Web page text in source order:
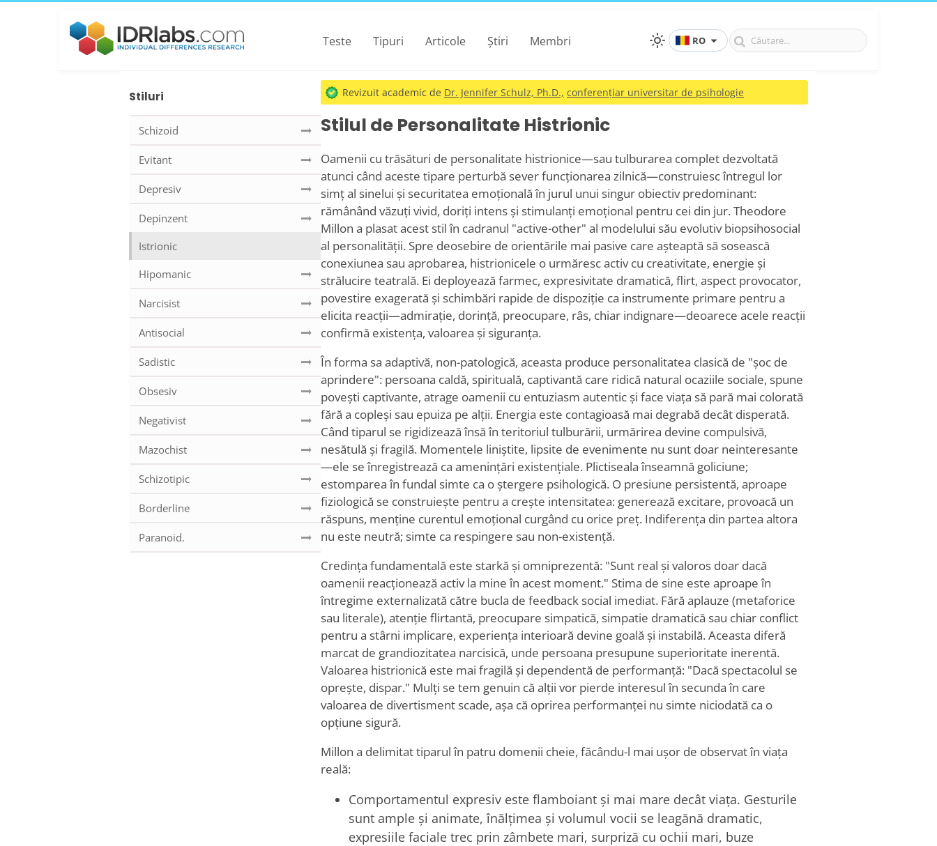
Teste Tipuri Articole Știri Membri RO
Stiluri
Schizoid
Evitant
Depresiv
Depinzent
Istrionic
Hipomanic
Narcisist
Antisocial
Sadistic
Obsesiv
Negativist
Mazochist
Schizotipic
Borderline
Paranoid.
Revizuit academic de Dr. Jennifer Schulz, Ph.D., conferențiar universitar de psihologie
Stilul de Personalitate Histrionic
Oamenii cu trăsături de personalitate histrionice—sau tulburarea complet dezvoltată
atunci când aceste tipare perturbă sever funcționarea zilnică—construiesc întregul lor
simț al sinelui și securitatea emoțională în jurul unui singur obiectiv predominant:
rămânând văzuți vivid, doriți intens și stimulanți emoțional pentru cei din jur. Theodore
Millon a plasat acest stil în cadranul "active-other" al modelului său evolutiv biopsihosocial
al personalității. Spre deosebire de orientările mai pasive care așteaptă să sosească
conexiunea sau aprobarea, histrionicele o urmăresc activ cu creativitate, energie și
strălucire teatrală. Ei deployează farmec, expresivitate dramatică, flirt, aspect provocator,
povestire exagerată și schimbări rapide de dispoziție ca instrumente primare pentru a
elicita reacții—admirație, dorință, preocupare, râs, chiar indignare—deoarece acele reacții
confirmă existența, valoarea și siguranța.
În forma sa adaptivă, non-patologică, aceasta produce personalitatea clasică de "șoc de
aprindere": persoana caldă, spirituală, captivantă care ridică natural ocaziile sociale, spune
povești captivante, atrage oamenii cu entuziasm autentic și face viața să pară mai colorată
fără a copleși sau epuiza pe alții. Energia este contagioasă mai degrabă decât disperată.
Când tiparul se rigidizează însă în teritoriul tulburării, urmărirea devine compulsivă,
nesătulă și fragilă. Momentele liniștite, lipsite de evenimente nu sunt doar neinteresante
—ele se înregistrează ca amenințări existențiale. Plictiseala înseamnă goliciune;
estomparea în fundal simte ca o ștergere psihologică. O presiune persistentă, aproape
fiziologică se construiește pentru a crește intensitatea: generează excitare, provoacă un
răspuns, menține curentul emoțional curgând cu orice preț. Indiferența din partea altora
nu este neutră; simte ca respingere sau non-existență.
Credința fundamentală este starkă și omniprezentă: "Sunt real și valoros doar dacă
oamenii reacționează activ la mine în acest moment." Stima de sine este aproape în
întregime externalizată către bucla de feedback social imediat. Fără aplauze (metaforice
sau literale), atenție flirtantă, preocupare simpatică, simpatie dramatică sau chiar conflict
pentru a stârni implicare, experiența interioară devine goală și instabilă. Aceasta diferă
marcat de grandiozitatea narcisică, unde persoana presupune superioritate inerentă.
Valoarea histrionică este mai fragilă și dependentă de performanță: "Dacă spectacolul se
oprește, dispar." Mulți se tem genuin că alții vor pierde interesul în secunda în care
valoarea de divertisment scade, așa că oprirea performanței nu simte niciodată ca o
opțiune sigură.
Millon a delimitat tiparul în patru domenii cheie, făcându-l mai ușor de observat în viața
reală:
Comportamentul expresiv este flamboiant și mai mare decât viața. Gesturile
sunt ample și animate, înălțimea și volumul vocii se leagănă dramatic,
expresiile faciale trec prin zâmbete mari, surpriză cu ochii mari, buze